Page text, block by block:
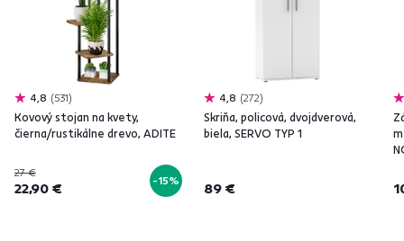
4,8 531
Kovový stojan na kvety,
čierna/rustikálne drevo, ADITE
27 €
22,90 € -15%
4,8 272
Skriňa, policová, dvojdverová,
biela, SERVO TYP 1
89 €